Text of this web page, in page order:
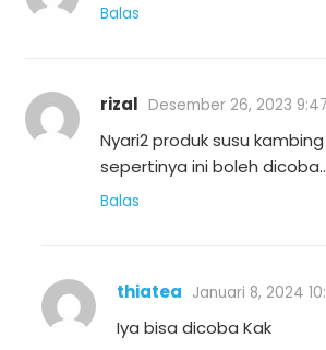
Balas
rizal Desember 26, 2023
Nyari2 produk susu
sepertinya ini boleh
Balas
thiatea Januari 8, 2024
Iya bisa dicoba Kak